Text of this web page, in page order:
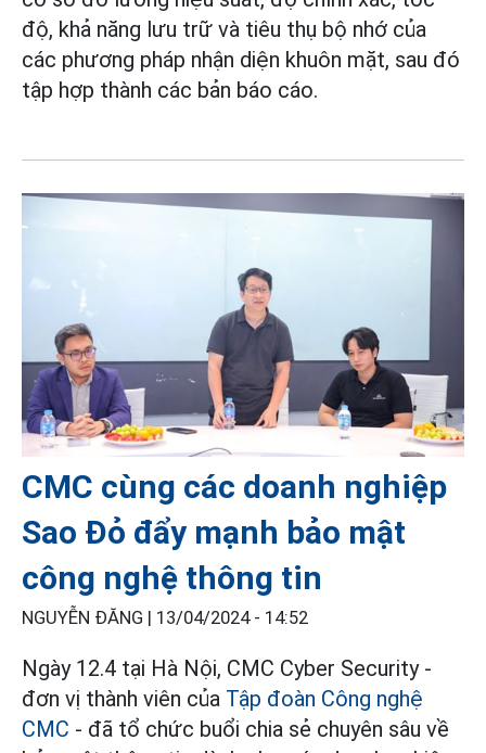
độ, khả năng lưu trữ và tiêu thụ bộ nhớ của
các phương pháp nhận diện khuôn mặt, sau đó
tập hợp thành các bản báo cáo.
CMC cùng các doanh nghiệp
Sao Đỏ đẩy mạnh bảo mật
công nghệ thông tin
NGUYỄN ĐĂNG | 13/04/2024 - 14:52
Ngày 12.4 tại Hà Nội, CMC Cyber Security -
đơn vị thành viên của Tập đoàn Công nghệ
CMC - đã tổ chức buổi chia sẻ chuyên sâu về